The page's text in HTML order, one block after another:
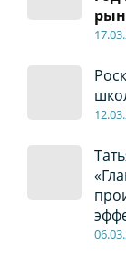
17.0
12.0
06.0